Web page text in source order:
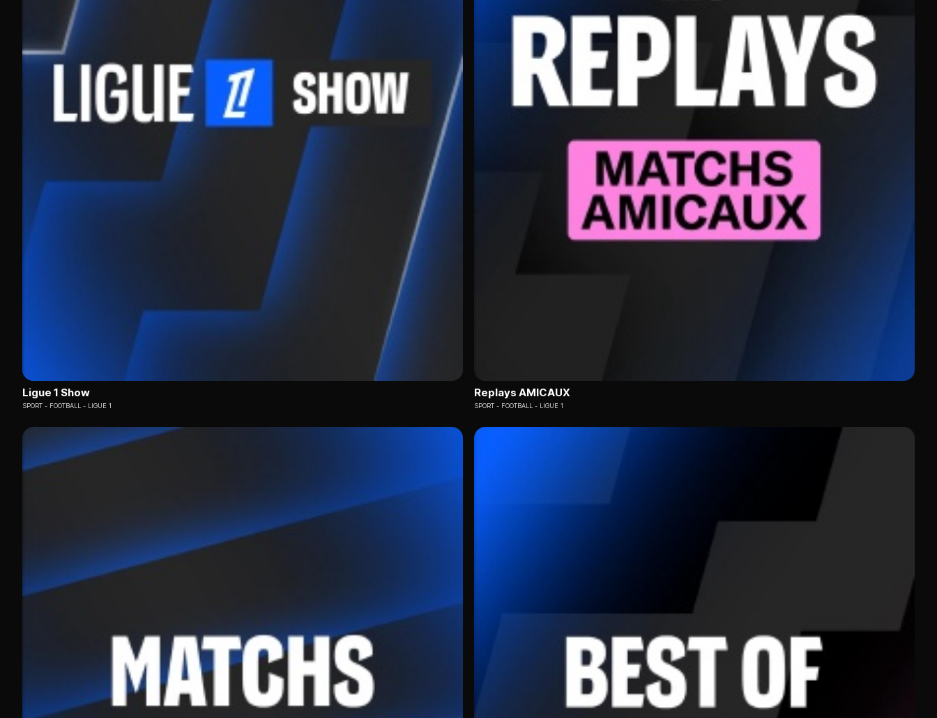
Ligue 1 Show
SPORT FOOTBALL - LIGUE 1
Replays AMICAUX
SPORT FOOTBALL - LIGUE 1